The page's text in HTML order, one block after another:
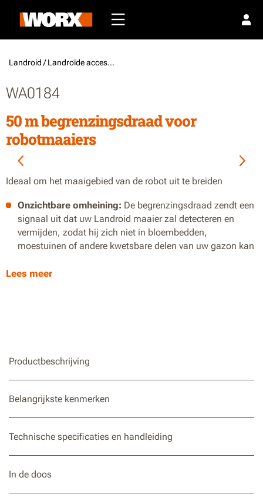
Landroid / Landroïde accessoires
WA0184
50 m begrenzingsdraad voor
robotmaaiers
Ideaal om het maaigebied van de robot uit te breiden
Onzichtbare omheining: De begrenzingsdraad zendt een
signaal uit dat uw Landroid maaier zal detecteren en
vermijden, zodat hij zich niet in bloembedden,
moestuinen of andere kwetsbare delen van uw gazon kan
Lees meer
Productbeschrijving
Belangrijkste kenmerken
Technische specificaties en handleiding
In de doos